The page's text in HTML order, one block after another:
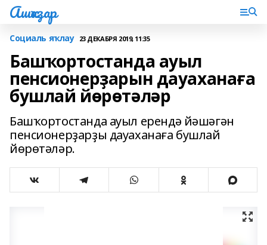
Ашҡаҙар
Социаль яҡлау 23 ДЕКАБРЯ 2019, 11:35
Башҡортостанда ауыл
пенсионерҙарын дауаханаға
бушлай йөрөтәләр
Башҡортостанда ауыл ерендә йәшәгән
пенсионерҙарҙы дауаханаға бушлай
йөрөтәләр.